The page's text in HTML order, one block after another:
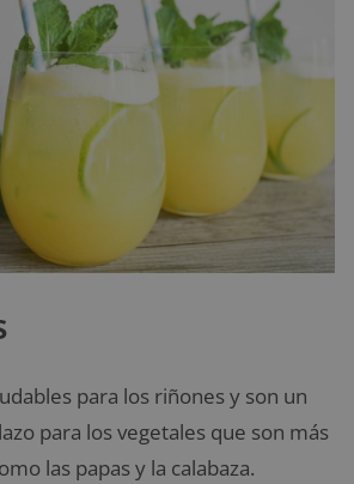
para los riñones y son un
para los vegetales que son más
las papas y la calabaza.